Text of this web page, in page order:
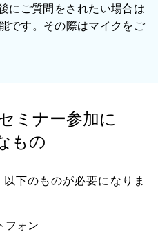
にご質問をされたい場合は
です。その際はマイクをご
ミナー参加に
もの
下のものが必要になりま
フォン